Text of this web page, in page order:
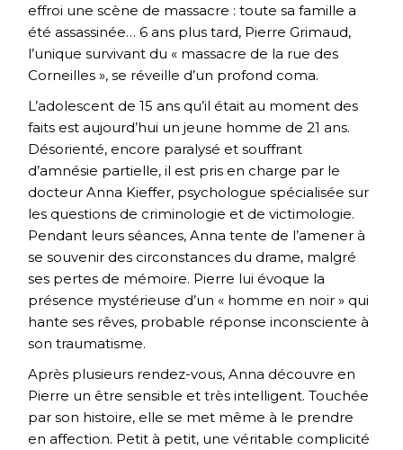
effroi une scène de massacre : toute sa famille a
été assassinée… 6 ans plus tard, Pierre Grimaud,
l’unique survivant du « massacre de la rue des
Corneilles », se réveille d’un profond coma.
L’adolescent de 15 ans qu’il était au moment des
faits est aujourd’hui un jeune homme de 21 ans.
Désorienté, encore paralysé et souffrant
d’amnésie partielle, il est pris en charge par le
docteur Anna Kieffer, psychologue spécialisée sur
les questions de criminologie et de victimologie.
Pendant leurs séances, Anna tente de l’amener à
se souvenir des circonstances du drame, malgré
ses pertes de mémoire. Pierre lui évoque la
présence mystérieuse d’un « homme en noir » qui
hante ses rêves, probable réponse inconsciente à
son traumatisme.
Après plusieurs rendez-vous, Anna découvre en
Pierre un être sensible et très intelligent. Touchée
par son histoire, elle se met même à le prendre
en affection. Petit à petit, une véritable complicité